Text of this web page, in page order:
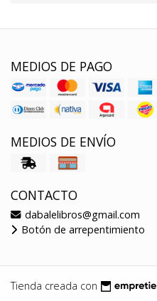
MEDIOS DE PAGO
MEDIOS DE ENVÍO
CONTACTO
dabalelibros@gmail.com
Botón de arrepentimiento
Tienda creada con